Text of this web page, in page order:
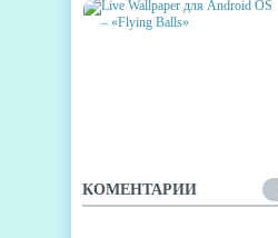
КОМЕНТАРИИ